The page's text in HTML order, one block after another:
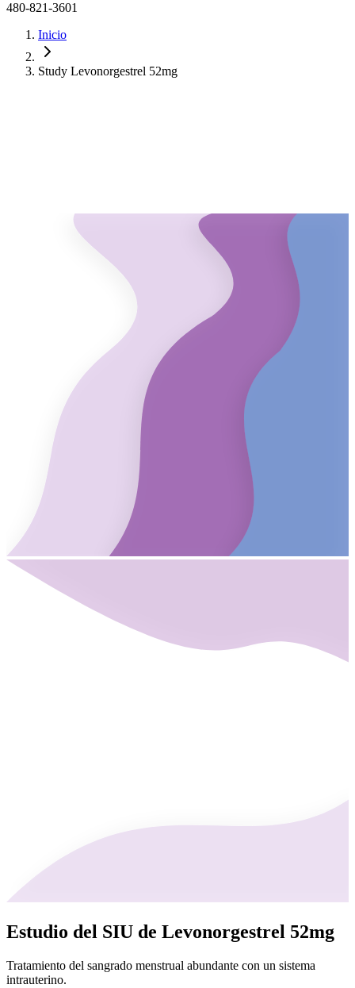
480-821-3601
Inicio
Study Levonorgestrel 52mg
Estudio del SIU de Levonorgestrel 52mg
Tratamiento del sangrado menstrual abundante con un sistema
intrauterino.